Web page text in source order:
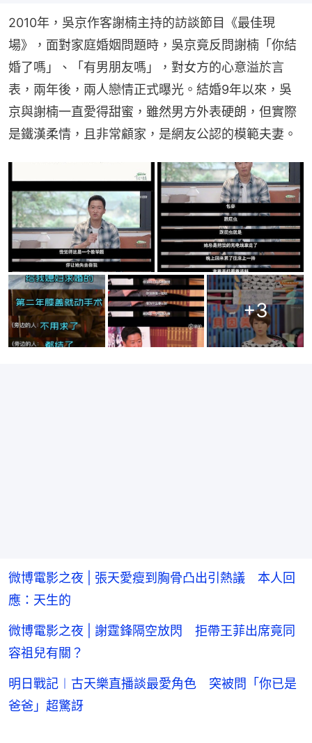
2010年，吳京作客謝楠主持的訪談節目《最佳現
場》，面對家庭婚姻問題時，吳京竟反問謝楠「你結
婚了嗎」、「有男朋友嗎」，對女方的心意溢於言
表，兩年後，兩人戀情正式曝光。結婚9年以來，吳
京與謝楠一直愛得甜蜜，雖然男方外表硬朗，但實際
是鐵漢柔情，且非常顧家，是網友公認的模範夫妻。
+3
微博電影之夜 | 張天愛瘦到胸骨凸出引熱議 本人回
應：天生的
微博電影之夜 | 謝霆鋒隔空放閃 拒帶王菲出席竟同
容祖兒有關？
明日戰記︱古天樂直播談最愛角色 突被問「你已是
爸爸」超驚訝